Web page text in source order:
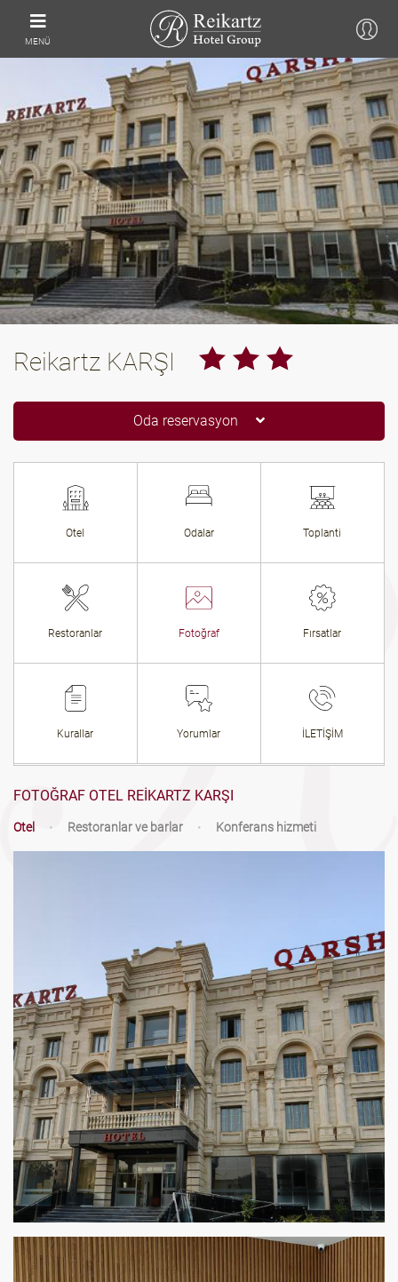
MENÜ
Reikartz KARŞI
Oda reservasyon
Otel Odalar Toplanti
Restoranlar Fotoğraf Fırsatlar
Kurallar Yorumlar İLETİŞİM
FOTOĞRAF OTEL REIKARTZ KARŞI
Otel • Restoranlar ve barlar • Konferans hizmeti